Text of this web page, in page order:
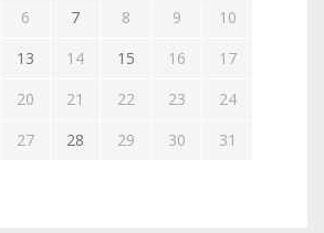
6 7 8 9
10
13 14 15 16
17
20 21 22 23
24
27 28 29 30 31